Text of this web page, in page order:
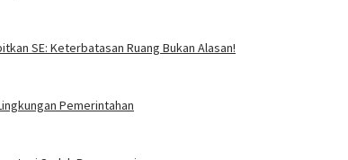
SE: Keterbatasan Ruang Bukan Alasan!
Pemerintahan